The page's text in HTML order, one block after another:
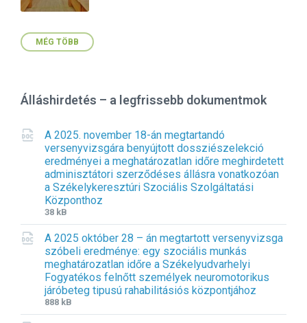
MÉG TÖBB
Álláshirdetés – a legfrissebb dokumentmok
A 2025. november 18-án megtartandó
versenyvizsgára benyújtott dossziészelekció
eredményei a meghatározatlan időre meghirdetett
adminisztátori szerződéses állásra vonatkozóan
a Székelykeresztúri Szociális Szolgáltatási
Központhoz
F
i
l
e
e
x
t
e
n
F
i
l
e
s
i
z
e
:
38 kB
A 2025 október 28 – án megtartott versenyvizsga
szóbeli eredménye: egy szociális munkás
meghatározatlan időre a Székelyudvarhelyi
Fogyatékos felnőtt személyek neuromotorikus
járóbeteg tipusú rahabilitásiós központjához
F
i
F
i
888 kB